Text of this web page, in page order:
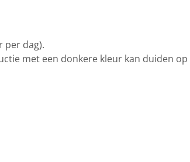
per dag).
met een donkere kleur kan duiden op